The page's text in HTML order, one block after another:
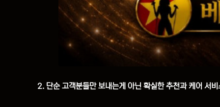
2. 단순 고객분들만 보내는게 아닌 확실한 추천과 케어 서비